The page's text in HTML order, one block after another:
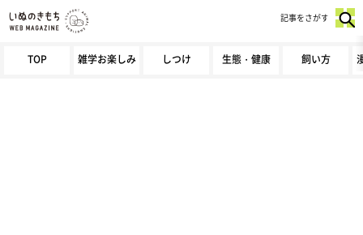
TOP 雑学お楽しみ しつけ 生態・健康 飼い方
記事をさがす